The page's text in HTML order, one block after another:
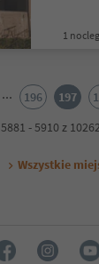
1
... 196 197
5881 - 5910 z
Wszystkie